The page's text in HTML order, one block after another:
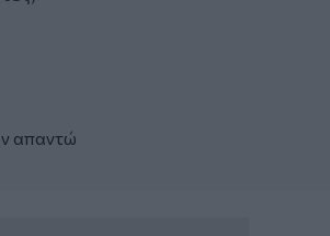
απαντώ